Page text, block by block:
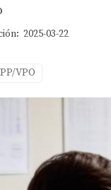
2025-03-22
VPO